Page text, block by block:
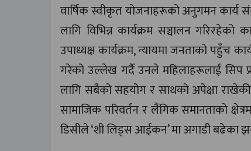
वार्षिक स्वीकृत योजनाहरूको अनुगमन कार्य
लागि विभिन्न कार्यक्रम सञ्चालन
उपाध्यक्ष कार्यक्रम, न्यायमा जनताको पहुँच
गरेको उल्लेख गर्दै उनले महिलाहरूलाई सिप
लागि सबैको सहयोग र साथको अपेक्षा
सामाजिक परिवर्तन र लैंगिक समानताको
डिसीले ‘शी लिड्स आईकन’ मा अगाडी बढेका